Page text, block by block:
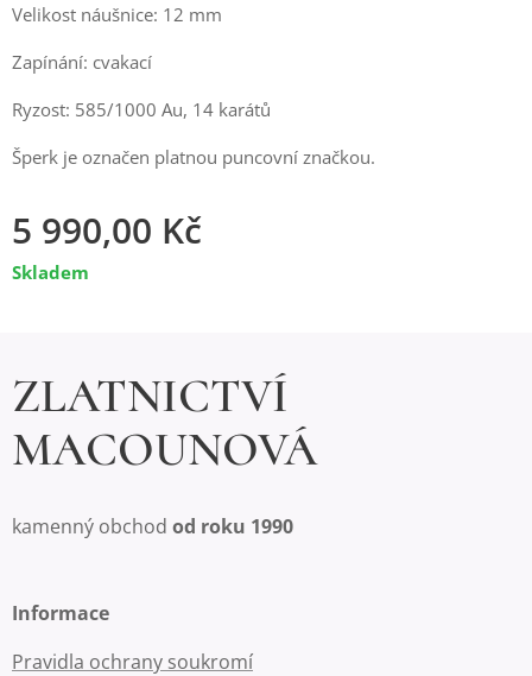
Velikost náušnice: 12 mm
Zapínání: cvakací
Ryzost: 585/1000 Au, 14 karátů
Šperk je označen platnou puncovní značkou.
5 990,00 Kč
Skladem
ZLATNICTVÍ
MACOUNOVÁ
kamenný obchod od roku 1990
Informace
Pravidla ochrany soukromí